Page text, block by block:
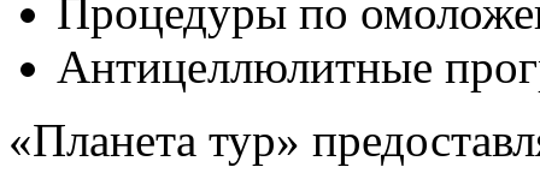
Процедуры по
Антицеллюлитные
«Планета тур»